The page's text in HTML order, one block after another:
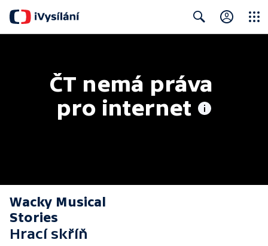
ČT nemá práva
pro internet
Wacky Musical
Stories
Hrací skříň